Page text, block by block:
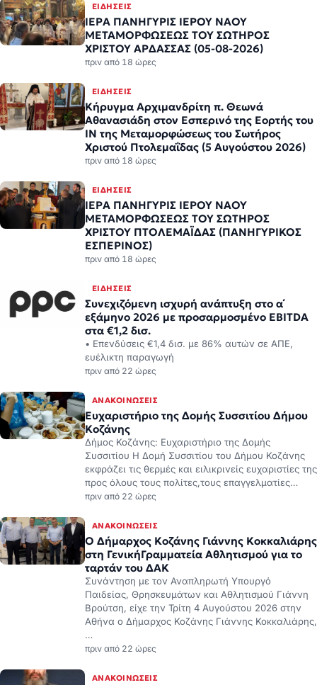
ΕΙΔΉΣΕΙΣ
ΙΕΡΑ ΠΑΝΗΓΥΡΙΣ ΙΕΡΟΥ ΝΑΟΥ
ΜΕΤΑΜΟΡΦΩΣΕΩΣ ΤΟΥ ΣΩΤΗΡΟΣ
ΧΡΙΣΤΟΥ ΑΡΔΑΣΣΑΣ (05-08-2026)
πριν από 18 ώρες
ΕΙΔΉΣΕΙΣ
Κήρυγμα Αρχιμανδρίτη π. Θεωνά
Αθανασιάδη στον Εσπερινό της Εορτής του
ΙΝ της Μεταμορφώσεως του Σωτήρος
Χριστού Πτολεμαΐδας (5 Αυγούστου 2026)
πριν από 18 ώρες
ΕΙΔΉΣΕΙΣ
ΙΕΡΑ ΠΑΝΗΓΥΡΙΣ ΙΕΡΟΥ ΝΑΟΥ
ΜΕΤΑΜΟΡΦΩΣΕΩΣ ΤΟΥ ΣΩΤΗΡΟΣ
ΧΡΙΣΤΟΥ ΠΤΟΛΕΜΑΪΔΑΣ (ΠΑΝΗΓΥΡΙΚΟΣ
ΕΣΠΕΡΙΝΟΣ)
πριν από 18 ώρες
ΕΙΔΉΣΕΙΣ
Συνεχιζόμενη ισχυρή ανάπτυξη στο α΄
εξάμηνο 2026 με προσαρμοσμένο EBITDA
στα €1,2 δισ.
• Επενδύσεις €1,4 δισ. με 86% αυτών σε ΑΠΕ,
ευέλικτη παραγωγή
πριν από 22 ώρες
ΑΝΑΚΟΙΝΏΣΕΙΣ
Ευχαριστήριο της Δομής Συσσιτίου Δήμου
Κοζάνης
Δήμος Κοζάνης: Ευχαριστήριο της Δομής
Συσσιτίου Η Δομή Συσσιτίου του Δήμου Κοζάνης
εκφράζει τις θερμές και ειλικρινείς ευχαριστίες της
προς όλους τους πολίτες,τους επαγγελματίες…
πριν από 22 ώρες
ΑΝΑΚΟΙΝΏΣΕΙΣ
Ο Δήμαρχος Κοζάνης Γιάννης Κοκκαλιάρης
στη ΓενικήΓραμματεία Αθλητισμού για το
ταρτάν του ΔΑΚ
Συνάντηση με τον Αναπληρωτή Υπουργό
Παιδείας, Θρησκευμάτων και Αθλητισμού Γιάννη
Βρούτση, είχε την Τρίτη 4 Αυγούστου 2026 στην
Αθήνα ο Δήμαρχος Κοζάνης Γιάννης Κοκκαλιάρης,
…
πριν από 22 ώρες
ΑΝΑΚΟΙΝΏΣΕΙΣ